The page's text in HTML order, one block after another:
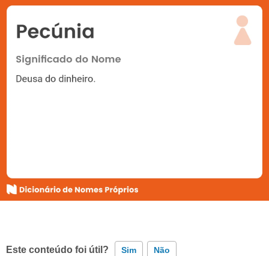
Este conteúdo foi útil? Sim Não